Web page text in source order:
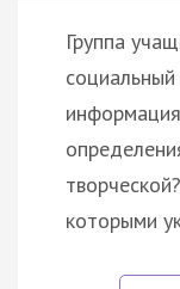
Группа
которыми